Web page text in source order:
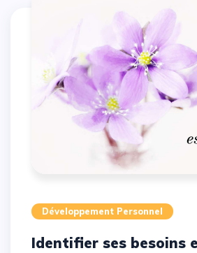
Développement Personnel
Identifier ses besoins et les